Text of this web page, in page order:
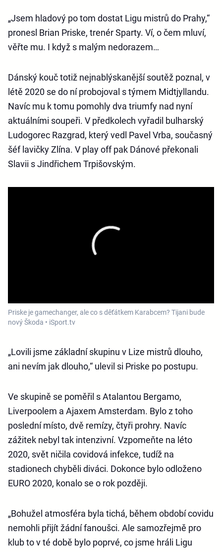
„Jsem hladový po tom dostat Ligu mistrů do Prahy,“
pronesl Brian Priske, trenér Sparty. Ví, o čem mluví,
věřte mu. I když s malým nedorazem…
Dánský kouč totiž nejnablýskanější soutěž poznal, v
létě 2020 se do ní probojoval s týmem Midtjyllandu.
Navíc mu k tomu pomohly dva triumfy nad nyní
aktuálními soupeři. V předkolech vyřadil bulharský
Ludogorec Razgrad, který vedl Pavel Vrba, současný
šéf lavičky Zlína. V play off pak Dánové překonali
Slavii s Jindřichem Trpišovským.
Priske je gamechanger, ale co s děťátkem Karabcem? Tijani bude
nový Škoda • iSport.tv
„Lovili jsme základní skupinu v Lize mistrů dlouho,
ani nevím jak dlouho,“ ulevil si Priske po postupu.
Ve skupině se poměřil s Atalantou Bergamo,
Liverpoolem a Ajaxem Amsterdam. Bylo z toho
poslední místo, dvě remízy, čtyři prohry. Navíc
zážitek nebyl tak intenzivní. Vzpomeňte na léto
2020, svět ničila covidová infekce, tudíž na
stadionech chyběli diváci. Dokonce bylo odloženo
EURO 2020, konalo se o rok později.
„Bohužel atmosféra byla tichá, během období covidu
nemohli přijít žádní fanoušci. Ale samozřejmě pro
klub to v té době bylo poprvé, co jsme hráli Ligu